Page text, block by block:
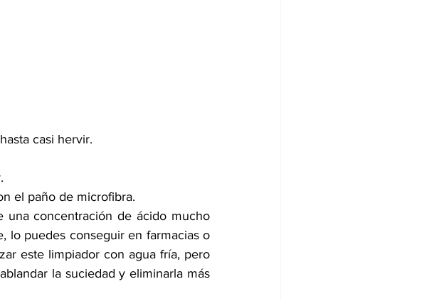
casi hervir.
el paño de microfibra.
una concentración de ácido mucho
lo puedes conseguir en farmacias o
este limpiador con agua fría, pero
la suciedad y eliminarla más